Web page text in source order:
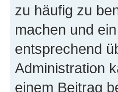
zu häufig zu
machen und
entsprechend
Administration
einem Beitrag